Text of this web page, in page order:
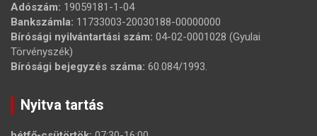
Adószám: 19059181-1-04
Bankszámla: 11733003-20030188-00000000
Bírósági nyilvántartási szám: 04-02-0001028 (Gyulai
Törvényszék)
Bírósági bejegyzés száma: 60.084/1993.
Nyitva tartás